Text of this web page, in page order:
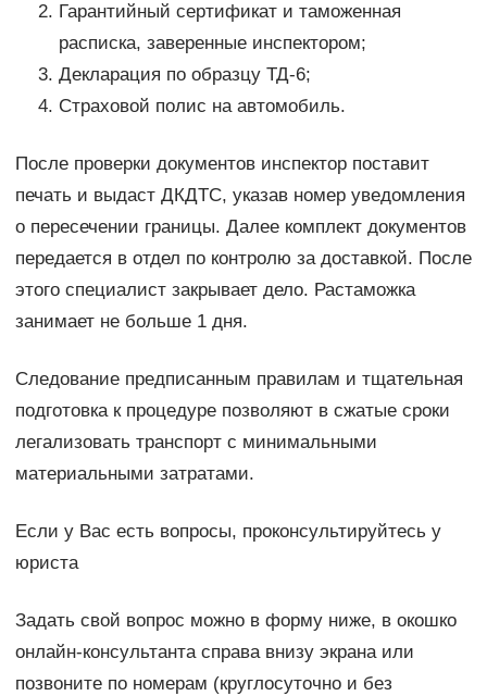
Гарантийный сертификат и таможенная
расписка, заверенные инспектором;
Декларация по образцу ТД-6;
Страховой полис на автомобиль.
После проверки документов инспектор поставит
печать и выдаст ДКДТС, указав номер уведомления
о пересечении границы. Далее комплект документов
передается в отдел по контролю за доставкой. После
этого специалист закрывает дело. Растаможка
занимает не больше 1 дня.
Следование предписанным правилам и тщательная
подготовка к процедуре позволяют в сжатые сроки
легализовать транспорт с минимальными
материальными затратами.
Если у Вас есть вопросы, проконсультируйтесь у
юриста
Задать свой вопрос можно в форму ниже, в окошко
онлайн-консультанта справа внизу экрана или
позвоните по номерам (круглосуточно и без